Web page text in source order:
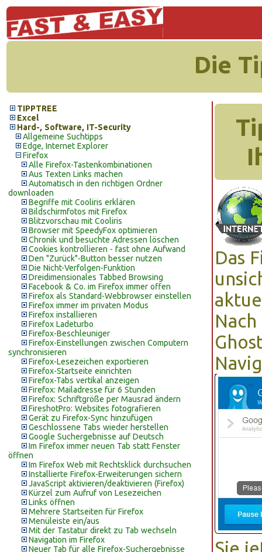
Die
TIPPTREE
Excel
Hard-, Software, IT-Security
Allgemeine Suchtipps
Edge, Internet Explorer
Firefox
Alle Firefox-Tastenkombinationen
Aus Texten Links machen
Automatisch in den richtigen Ordner
downloaden
Begriffe mit Cooliris erklären
Bildschirmfotos mit Firefox
Blitzvorschau mit Cooliris
Browser mit SpeedyFox optimieren
Chronik und besuchte Adressen löschen
Cookies kontrollieren - fast ohne Aufwand
Den "Zurück"-Button besser nutzen
Die Nicht-Verfolgen-Funktion
Dreidimensionales Tabbed Browsing
Facebook & Co. im Firefox immer offen
Firefox als Standard-Webbrowser einstellen
Firefox immer im privaten Modus
Firefox installieren
Firefox Ladeturbo
Firefox-Beschleuniger
Firefox-Einstellungen zwischen Computern
synchronisieren
Firefox-Lesezeichen exportieren
Firefox-Startseite einrichten
Firefox-Tabs vertikal anzeigen
Firefox: Mailadresse für 6 Stunden
Firefox: Schriftgröße per Mausrad ändern
FireshotPro: Websites fotografieren
Gerät zu Firefox-Sync hinzufügen
Geschlossene Tabs wieder herstellen
Google Suchergebnisse auf Deutsch
Im Firefox immer neuen Tab statt Fenster
öffnen
Im Firefox Web mit Rechtsklick durchsuchen
Installierte Firefox-Erweiterungen sichern
JavaScript aktivieren/deaktivieren (Firefox)
Kürzel zum Aufruf von Lesezeichen
Links öffnen
Mehrere Startseiten für Firefox
Menüleiste ein/aus
Mit der Tastatur direkt zu Tab wechseln
Navigation im Firefox
Neuer Tab für alle Firefox-Suchergebnisse
Das